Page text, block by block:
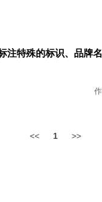
注特殊的标识、品牌
<< 1 >>